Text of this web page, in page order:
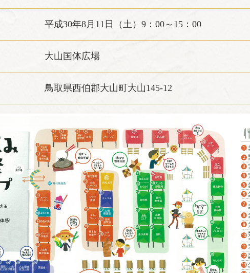
平成30年8月11日（土）9：00～15：00
大山国体広場
鳥取県西伯郡大山町大山145-12